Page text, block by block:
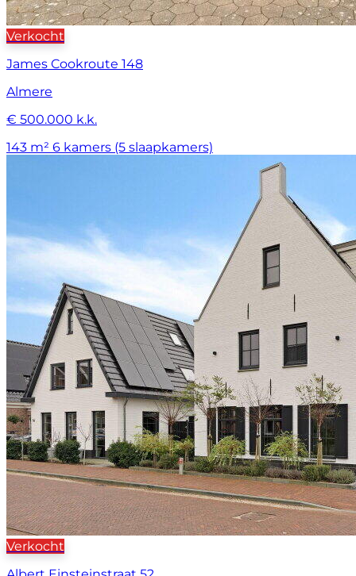
Verkocht
James Cookroute 148
Almere
€ 500.000 k.k.
143 m² 6 kamers (5 slaapkamers)
Verkocht